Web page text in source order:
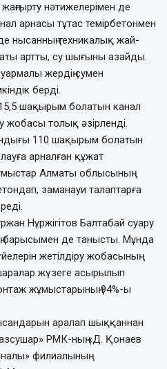
нәтижелерімен де
арнасы тұтас темірбетонмен
нысанның техникалық жай-
артты, су шығыны азайды.
жердің сумен
берді.
шақырым болатын канал
жобасы толық әзірленді.
110 шақырым болатын
арналған құжат
Алматы облысының
заманауи талаптарға
Нұржігітов Балтабай суару
де танысты. Мұнда
жетілдіру жобасының
жүзеге асырылып
жұмыстарының 94%-ы
аралап шыққаннан
РМК-ның «Д. Қонаев
филиалының